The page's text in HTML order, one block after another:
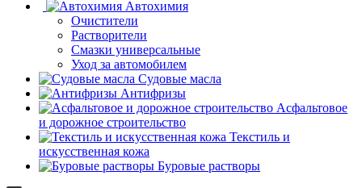
Автохимия
Очистители
Растворители
Смазки универсальные
Уход за автомобилем
Судовые масла
Антифризы
Асфальтовое
и дорожное строительство
Текстиль и
искусственная кожа
Буровые растворы